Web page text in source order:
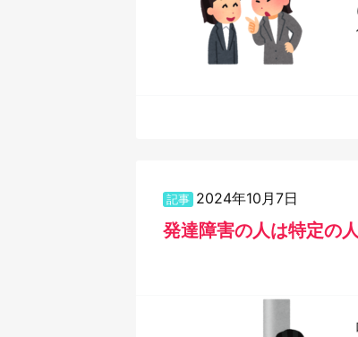
記事 2024年10月7日
発達障害の人は特定の